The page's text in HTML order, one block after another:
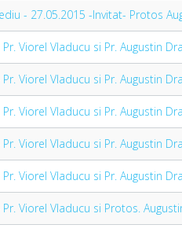
- 27.05.2015 -Invitat- Protos
Viorel Vladucu si Pr. Augustin
Viorel Vladucu si Pr. Augustin
Viorel Vladucu si Pr. Augustin
Viorel Vladucu si Pr. Augustin
Viorel Vladucu si Pr. Augustin
Viorel Vladucu si Protos.